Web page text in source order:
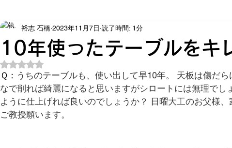
10年使ったテーブルをキ
裕志 石橋 2023年11月7日 読了時間: 1分
5つ星のうちNaNと評価されています。
Ｑ： うちのテーブルも、使い出して早10年。 天板は傷だ
なで削れば綺麗になると思いますがシロートには無理でし
ように仕上げれば良いのでしょうか？ 日曜大工のお父様
ご教授願います。